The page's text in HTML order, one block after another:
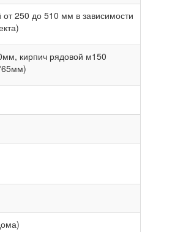
250 до 510 мм в зависимости
кирпич рядовой м150